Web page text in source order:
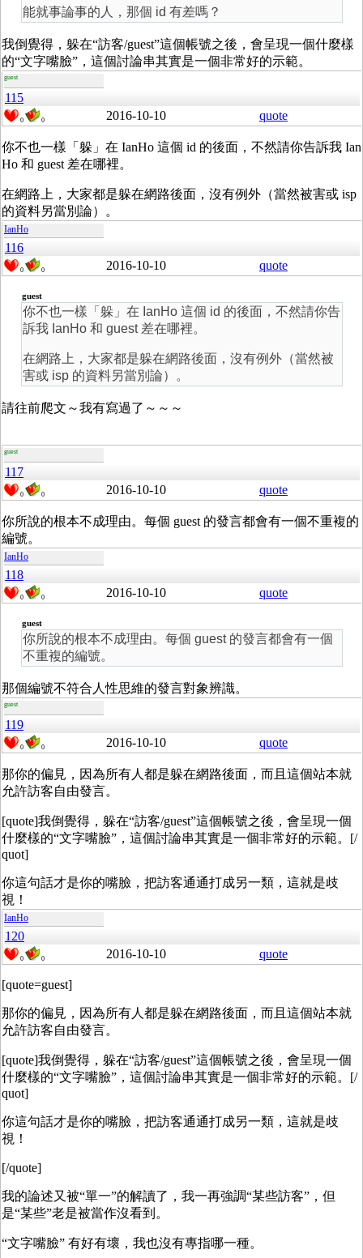
能就事論事的人，那個 id 有差嗎？
我倒覺得，躲在“訪客/guest”這個帳號之後，會呈現一個什麼樣
的“文字嘴臉”，這個討論串其實是一個非常好的示範。
guest
115
0 0 2016-10-10 quote
你不也一樣「躲」在 IanHo 這個 id 的後面，不然請你告訴我 Ian
Ho 和 guest 差在哪裡。
在網路上，大家都是躲在網路後面，沒有例外（當然被害或 isp
的資料另當別論）。
IanHo
116
0 0 2016-10-10 quote
guest
你不也一樣「躲」在 IanHo 這個 id 的後面，不然請你告
訴我 IanHo 和 guest 差在哪裡。
在網路上，大家都是躲在網路後面，沒有例外（當然被
害或 isp 的資料另當別論）。
請往前爬文～我有寫過了～～～
guest
117
0 0 2016-10-10 quote
你所說的根本不成理由。每個 guest 的發言都會有一個不重複的
編號。
IanHo
118
0 0 2016-10-10 quote
guest
你所說的根本不成理由。每個 guest 的發言都會有一個
不重複的編號。
那個編號不符合人性思維的發言對象辨識。
guest
119
0 0 2016-10-10 quote
那你的偏見，因為所有人都是躲在網路後面，而且這個站本就
允許訪客自由發言。
[quote]我倒覺得，躲在“訪客/guest”這個帳號之後，會呈現一個
什麼樣的“文字嘴臉”，這個討論串其實是一個非常好的示範。[/
quot]
你這句話才是你的嘴臉，把訪客通通打成另一類，這就是歧
視！
IanHo
120
0 0 2016-10-10 quote
[quote=guest]
那你的偏見，因為所有人都是躲在網路後面，而且這個站本就
允許訪客自由發言。
[quote]我倒覺得，躲在“訪客/guest”這個帳號之後，會呈現一個
什麼樣的“文字嘴臉”，這個討論串其實是一個非常好的示範。[/
quot]
你這句話才是你的嘴臉，把訪客通通打成另一類，這就是歧
視！
[/quote]
我的論述又被“單一”的解讀了，我一再強調“某些訪客”，但
是“某些”老是被當作沒看到。
“文字嘴臉” 有好有壞，我也沒有專指哪一種。